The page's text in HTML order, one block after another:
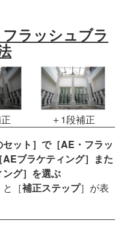
ラッシュブラ
＋1段補正
セット］で［AE・フラッ
ブラケティング］また
グ］を選ぶ
と［補正ステップ］が表